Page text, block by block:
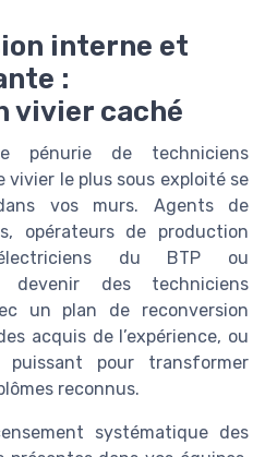
interne et
:
vivier caché
pénurie de techniciens
le plus sous exploité se
vos murs. Agents de
opérateurs de production
du BTP ou
devenir des techniciens
un plan de reconversion
acquis de l’expérience, ou
pour transformer
reconnus.
systématique des